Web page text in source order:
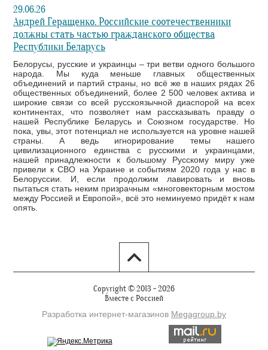
29.06.26
Андрей Геращенко. Российские соотечественники
должны стать частью гражданского общества
Республики Беларусь
Белорусы, русские и украинцы – три ветви одного большого
народа. Мы куда меньше главных общественных
объединений и партий страны, но всё же в наших рядах 26
общественных объединений, более 2 500 человек актива и
широкие связи со всей русскоязычной диаспорой на всех
континентах, что позволяет нам рассказывать правду о
нашей Республике Беларусь и Союзном государстве. Но
пока, увы, этот потенциал не используется на уровне нашей
страны. А ведь игнорирование темы нашего
цивилизационного единства с русскими и украинцами,
нашей принадлежности к большому Русскому миру уже
привели к СВО на Украине и событиям 2020 года у нас в
Белоруссии. И, если продолжим лавировать и вновь
пытаться стать неким призрачным «многовекторным мостом
между Россией и Европой», всё это неминуемо придёт к нам
опять.
Copyright © 2013 - 2026
Вместе с Россией
Разработка интернет-магазинов Мegagroup.by